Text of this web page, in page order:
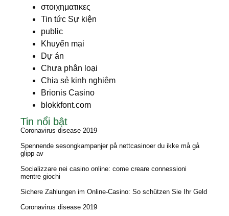
στοιχηματικες
Tin tức Sự kiện
public
Khuyến mại
Dự án
Chưa phân loại
Chia sẻ kinh nghiệm
Brionis Casino
blokkfont.com
Tin nổi bật
Coronavirus disease 2019
Spennende sesongkampanjer på nettcasinoer du ikke må gå
glipp av
Socializzare nei casino online: come creare connessioni
mentre giochi
Sichere Zahlungen im Online-Casino: So schützen Sie Ihr Geld
Coronavirus disease 2019